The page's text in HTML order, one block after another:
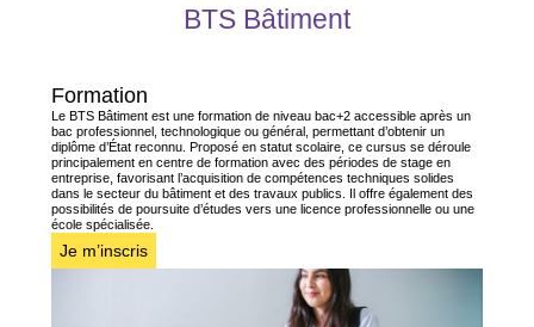
BTS Bâtiment
Formation
Le BTS Bâtiment est une formation de niveau bac+2 accessible après un
bac professionnel, technologique ou général, permettant d’obtenir un
diplôme d’État reconnu. Proposé en statut scolaire, ce cursus se déroule
principalement en centre de formation avec des périodes de stage en
entreprise, favorisant l’acquisition de compétences techniques solides
dans le secteur du bâtiment et des travaux publics. Il offre également des
possibilités de poursuite d’études vers une licence professionnelle ou une
école spécialisée.
Je m’inscris